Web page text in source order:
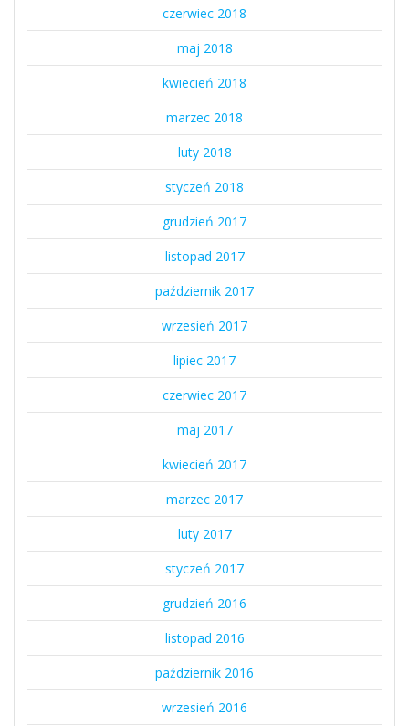
czerwiec 2018
maj 2018
kwiecień 2018
marzec 2018
luty 2018
styczeń 2018
grudzień 2017
listopad 2017
październik 2017
wrzesień 2017
lipiec 2017
czerwiec 2017
maj 2017
kwiecień 2017
marzec 2017
luty 2017
styczeń 2017
grudzień 2016
listopad 2016
październik 2016
wrzesień 2016